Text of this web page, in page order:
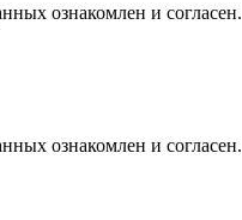
ознакомлен и согласен.
ознакомлен и согласен.